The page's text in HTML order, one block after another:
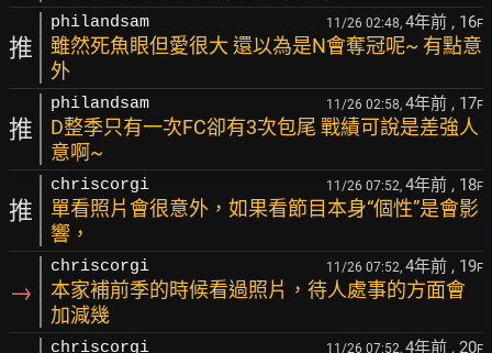
推
philandsam 11/26 02:48, 4年前 , 16F
雖然死魚眼但愛很大 還以為是N會奪冠呢~ 有點意
外
推
philandsam 11/26 02:58, 4年前 , 17F
D整季只有一次FC卻有3次包尾 戰績可說是差強人
意啊~
推
chriscorgi 11/26 07:52, 4年前 , 18F
單看照片會很意外，如果看節目本身“個性”是會影
響，
→
chriscorgi 11/26 07:52, 4年前 , 19F
本家補前季的時候看過照片，待人處事的方面會
加減幾
chriscorgi 11/26 07:52, 4年前 , 20F